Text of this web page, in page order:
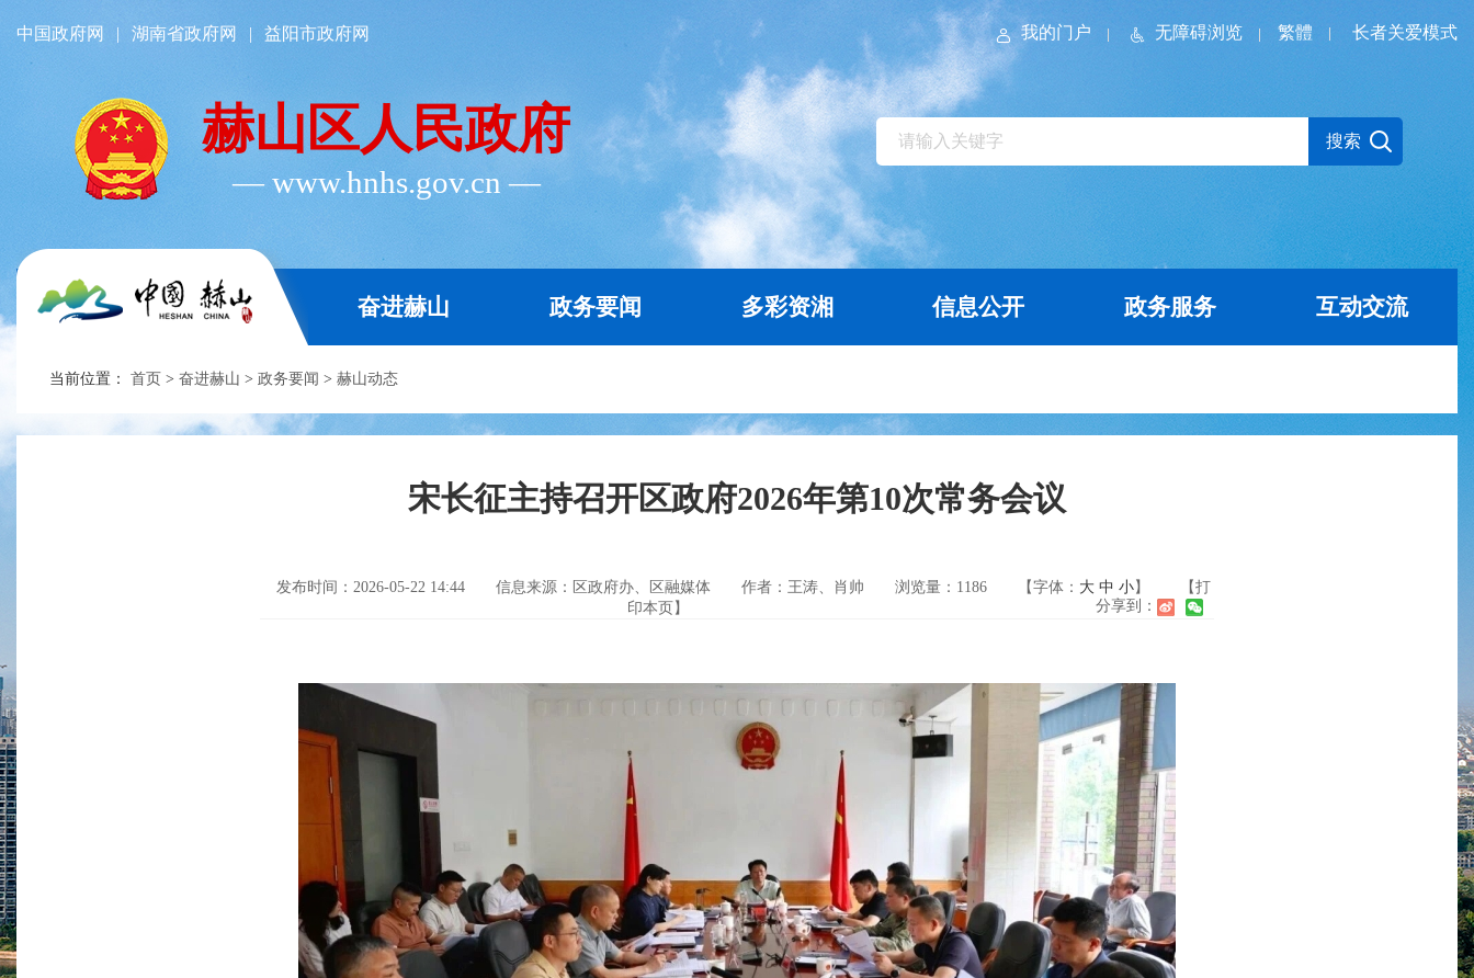
中国政府网 | 湖南省政府网 | 益阳市政府网 长者关爱模式
我的门户 无障碍浏览 繁體
赫山区人民政府
― www.hnhs.gov.cn ―
奋进赫山 政务要闻 多彩资湘 信息公开 政务服务 互动交流
当前位置： 首页 > 奋进赫山 > 政务要闻 > 赫山动态
宋长征主持召开区政府2026年第10次常务会议
发布时间：2026-05-22 14:44 信息来源：区政府办、区融媒体 作者：王涛、肖帅 浏览量： 1186 【字体： 大 中 小】
【打
印本页】
分享到：